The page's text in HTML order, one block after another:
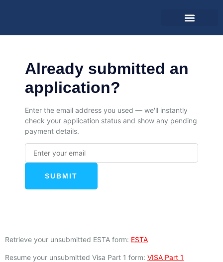
Already submitted an
application?
Enter the email address you used — we'll instantly
check your application status and show any pending
payment details.
SUBMIT
Retrieve your unsubmitted ESTA form: ESTA
Resume your unsubmitted Visa Part 1 form: VISA Part 1